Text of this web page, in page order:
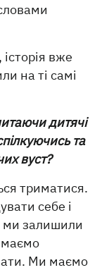
вже
на ті самі
дитячі
та
вуст?
триматися.
себе і
ми залишили
маємо
Ми маємо